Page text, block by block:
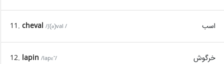
11. cheval /ʃ(ə)val / اسب
12. lapin /lapɛ̃ / خرگوش